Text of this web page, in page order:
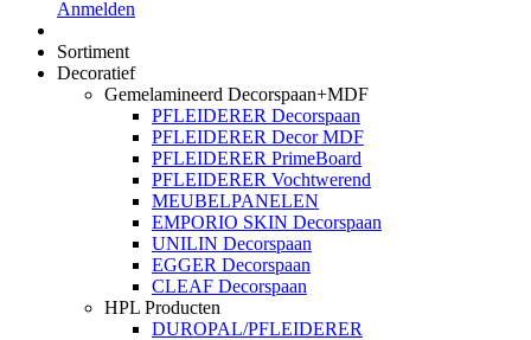
Anmelden
Sortiment
Decoratief
Gemelamineerd Decorspaan+MDF
PFLEIDERER Decorspaan
PFLEIDERER Decor MDF
PFLEIDERER PrimeBoard
PFLEIDERER Vochtwerend
MEUBELPANELEN
EMPORIO SKIN Decorspaan
UNILIN Decorspaan
EGGER Decorspaan
CLEAF Decorspaan
HPL Producten
DUROPAL/PFLEIDERER